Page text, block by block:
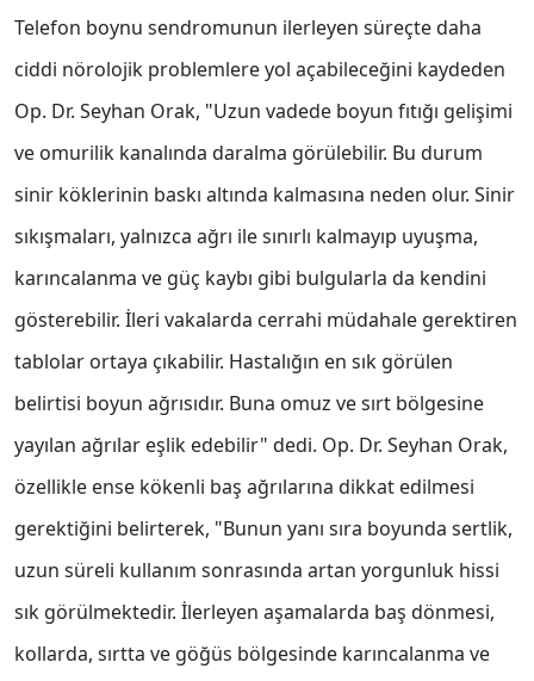
Telefon boynu sendromunun ilerleyen süreçte daha
ciddi nörolojik problemlere yol açabileceğini kaydeden
Op. Dr. Seyhan Orak, "Uzun vadede boyun fıtığı gelişimi
ve omurilik kanalında daralma görülebilir. Bu durum
sinir köklerinin baskı altında kalmasına neden olur. Sinir
sıkışmaları, yalnızca ağrı ile sınırlı kalmayıp uyuşma,
karıncalanma ve güç kaybı gibi bulgularla da kendini
gösterebilir. İleri vakalarda cerrahi müdahale gerektiren
tablolar ortaya çıkabilir. Hastalığın en sık görülen
belirtisi boyun ağrısıdır. Buna omuz ve sırt bölgesine
yayılan ağrılar eşlik edebilir" dedi. Op. Dr. Seyhan Orak,
özellikle ense kökenli baş ağrılarına dikkat edilmesi
gerektiğini belirterek, "Bunun yanı sıra boyunda sertlik,
uzun süreli kullanım sonrasında artan yorgunluk hissi
sık görülmektedir. İlerleyen aşamalarda baş dönmesi,
kollarda, sırtta ve göğüs bölgesinde karıncalanma ve